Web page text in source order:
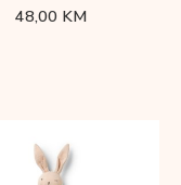
48,00 KM